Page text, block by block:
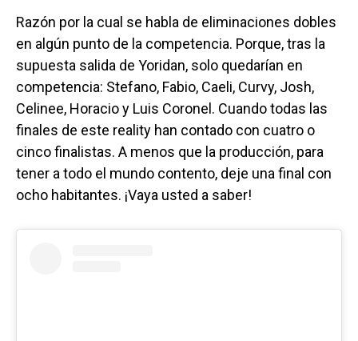
Razón por la cual se habla de eliminaciones dobles
en algún punto de la competencia. Porque, tras la
supuesta salida de Yoridan, solo quedarían en
competencia: Stefano, Fabio, Caeli, Curvy, Josh,
Celinee, Horacio y Luis Coronel. Cuando todas las
finales de este reality han contado con cuatro o
cinco finalistas. A menos que la producción, para
tener a todo el mundo contento, deje una final con
ocho habitantes. ¡Vaya usted a saber!